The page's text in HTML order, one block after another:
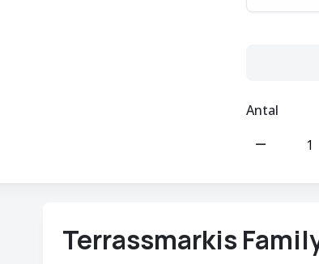
Antal
remove
Terrassmarkis